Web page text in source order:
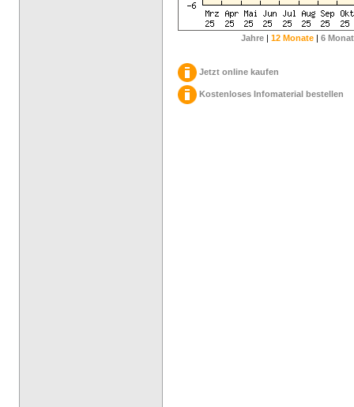
Jahre | 12 Monate | 6
Jetzt online kaufen
Kostenloses Infomaterial bestellen